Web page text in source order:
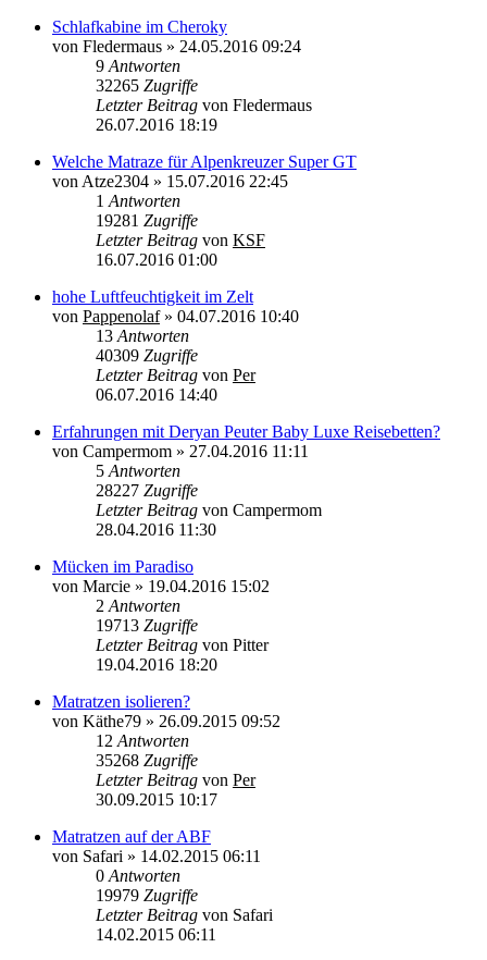
Schlafkabine im Cheroky
von Fledermaus » 24.05.2016 09:24
9 Antworten
32265 Zugriffe
Letzter Beitrag von Fledermaus
26.07.2016 18:19
Welche Matraze für Alpenkreuzer Super GT
von Atze2304 » 15.07.2016 22:45
1 Antworten
19281 Zugriffe
Letzter Beitrag von KSF
16.07.2016 01:00
hohe Luftfeuchtigkeit im Zelt
von Pappenolaf» 04.07.2016 10:40
13 Antworten
40309 Zugriffe
Letzter Beitrag von Per
06.07.2016 14:40
Erfahrungen mit Deryan Peuter Baby Luxe Reisebetten?
von Campermom » 27.04.2016 11:11
5 Antworten
28227 Zugriffe
Letzter Beitrag von Campermom
28.04.2016 11:30
Mücken im Paradiso
von Marcie » 19.04.2016 15:02
2 Antworten
19713 Zugriffe
Letzter Beitrag von Pitter
19.04.2016 18:20
Matratzen isolieren?
von Käthe79 » 26.09.2015 09:52
12 Antworten
35268 Zugriffe
Letzter Beitrag von Per
30.09.2015 10:17
Matratzen auf der ABF
von Safari » 14.02.2015 06:11
0 Antworten
19979 Zugriffe
Letzter Beitrag von Safari
14.02.2015 06:11